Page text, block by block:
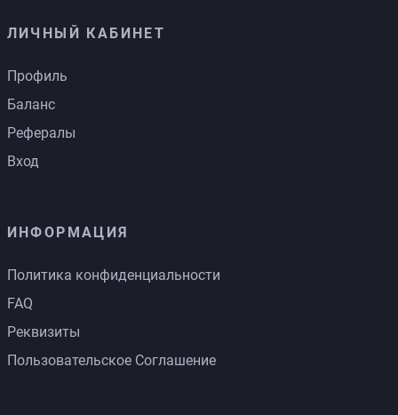
ЛИЧНЫЙ КАБИНЕТ
Профиль
Баланс
Рефералы
Вход
ИНФОРМАЦИЯ
Политика конфиденциальности
FAQ
Реквизиты
Пользовательское Соглашение